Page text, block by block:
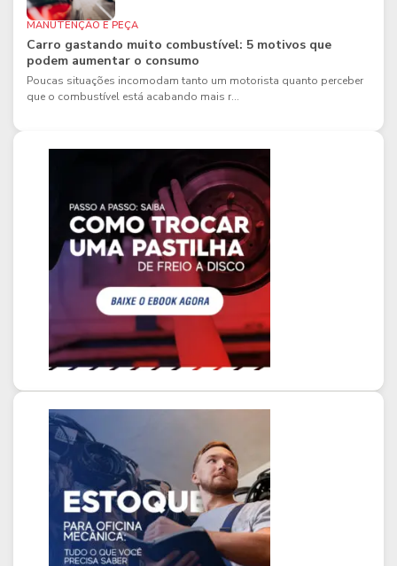
MANUTENÇÃO E PEÇA
Carro gastando muito combustível: 5 motivos que
podem aumentar o consumo
Poucas situações incomodam tanto um motorista quanto perceber
que o combustível está acabando mais r...